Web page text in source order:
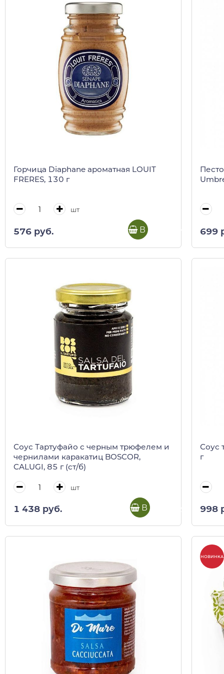
Горчица Diaphane ароматная LOUIT
FRERES, 130 г
шт
576 руб. В корзину 699
Соус Тартуфайо с черным трюфелем и
чернилами каракатиц BOSCOR,
CALUGI, 85 г (ст/б)
шт
1 438 руб. В корзину
Соус
г
998
НОВИНКА